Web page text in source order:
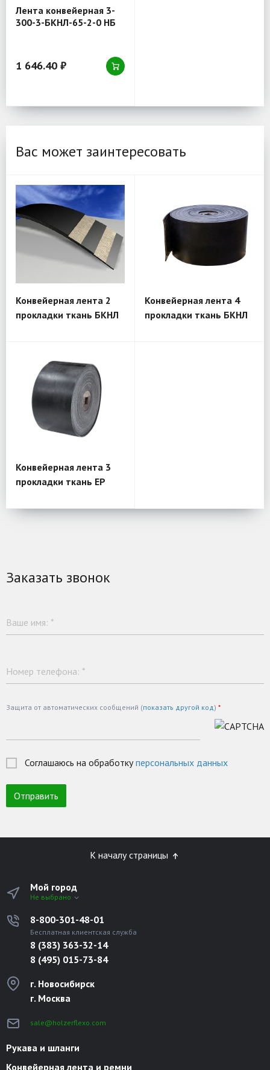
Лента конвейерная 3-
300-3-БКНЛ-65-2-0 НБ
1 646.40 ₽
Вас может заинтересовать
Конвейерная лента 2
прокладки ткань БКНЛ
Конвейерная лента 4
прокладки ткань БКНЛ
Конвейерная лента 3
прокладки ткань EP
Заказать звонок
Ваше имя: *
Номер телефона: *
Защита от автоматических сообщений (показать другой код) *
Соглашаюсь на обработкуперсональных данных
К началу страницы
Мой город
Не выбрано
8-800-301-48-01
Бесплатная клиентская служба
8 (383) 363-32-14
8 (495) 015-73-84
г. Новосибирск
г. Москва
sale@holzerflexo.com
Рукава и шланги
Конвейерная лента и ремни